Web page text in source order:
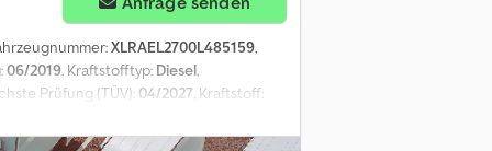
XLRAEL2700L485159,
06/2019, Kraftstofftyp: Diesel,
Prüfung (TÜV): 04/2027, Kraftstoff:
Spurhalteassistent,